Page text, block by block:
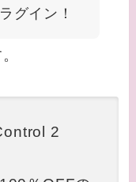
グイン！
2